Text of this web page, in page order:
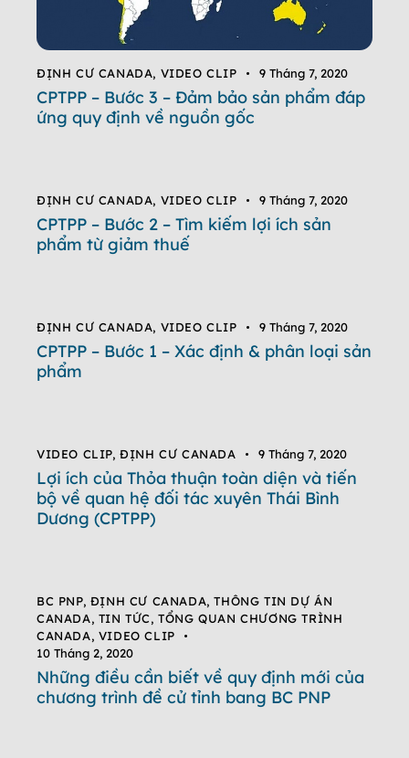
ĐỊNH CƯ CANADA, VIDEO CLIP 9 Tháng 7, 2020
CPTPP – Bước 3 – Đảm bảo sản phẩm đáp
ứng quy định về nguồn gốc
ĐỊNH CƯ CANADA, VIDEO CLIP 9 Tháng 7, 2020
CPTPP – Bước 2 – Tìm kiếm lợi ích sản
phẩm từ giảm thuế
ĐỊNH CƯ CANADA, VIDEO CLIP 9 Tháng 7, 2020
CPTPP – Bước 1 – Xác định & phân loại sản
phẩm
VIDEO CLIP,ĐỊNH CƯ CANADA 9 Tháng 7, 2020
Lợi ích của Thỏa thuận toàn diện và tiến
bộ về quan hệ đối tác xuyên Thái Bình
Dương (CPTPP)
BC PNP, ĐỊNH CƯ CANADA,THÔNG TIN DỰ ÁN
CANADA, TIN TỨC,TỔNG QUAN CHƯƠNG TRÌNH
CANADA, VIDEO CLIP
10 Tháng 2, 2020
Những điều cần biết về quy định mới của
chương trình đề cử tỉnh bang BC PNP